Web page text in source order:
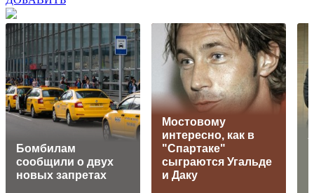
Бомбилам
сообщили о двух
новых запретах
Мостовому
интересно, как в
"Спартаке"
сыграются Угальде
и Даку